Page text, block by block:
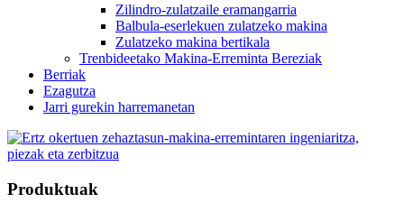
Zilindro-zulatzaile eramangarria
Balbula-eserlekuen zulatzeko makina
Zulatzeko makina bertikala
Trenbideetako Makina-Erreminta Bereziak
Berriak
Ezagutza
Jarri gurekin harremanetan
Produktuak